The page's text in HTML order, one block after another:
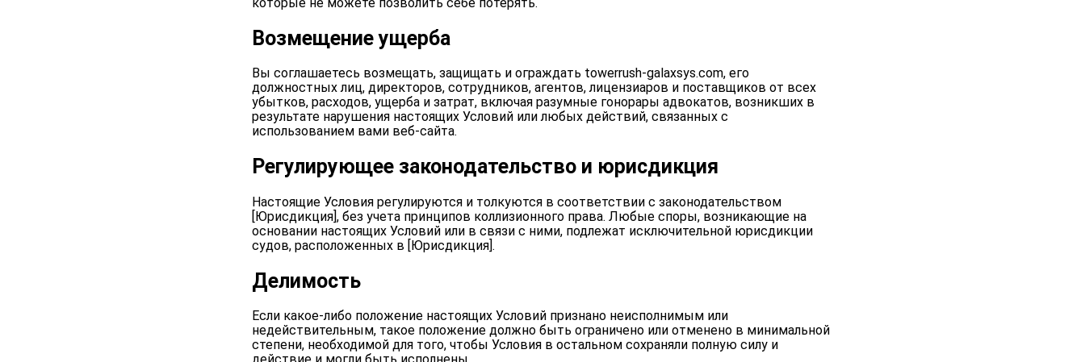
Возмещение ущерба
Вы соглашаетесь возмещать, защищать и ограждать towerrush-galaxsys.com, его
должностных лиц, директоров, сотрудников, агентов, лицензиаров и поставщиков от всех
убытков, расходов, ущерба и затрат, включая разумные гонорары адвокатов, возникших в
результате нарушения настоящих Условий или любых действий, связанных с
использованием вами веб-сайта.
Регулирующее законодательство и юрисдикция
Настоящие Условия регулируются и толкуются в соответствии с законодательством
[Юрисдикция], без учета принципов коллизионного права. Любые споры, возникающие на
основании настоящих Условий или в связи с ними, подлежат исключительной юрисдикции
судов, расположенных в [Юрисдикция].
Делимость
Если какое-либо положение настоящих Условий признано неисполнимым или
недействительным, такое положение должно быть ограничено или отменено в минимальной
степени, необходимой для того, чтобы Условия в остальном сохраняли полную силу и